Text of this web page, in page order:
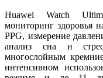
Huawei Watch
мониторинг здоровья
PPG, измерение
анализ сна и
многослойным
интенсивном